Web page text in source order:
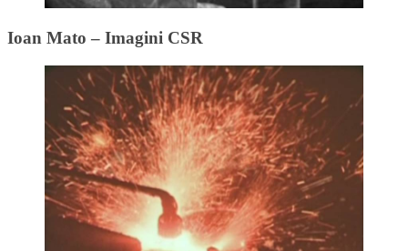
Ioan Mato – Imagini CSR